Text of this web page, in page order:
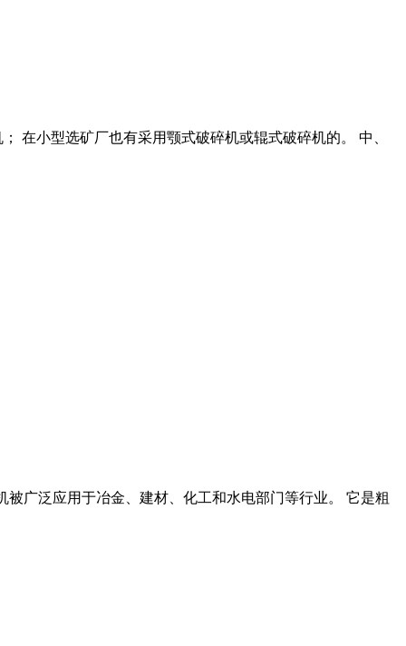
在小型选矿厂也有采用颚式破碎机或辊式破碎机的。 中、
广泛应用于冶金、建材、化工和水电部门等行业。 它是粗